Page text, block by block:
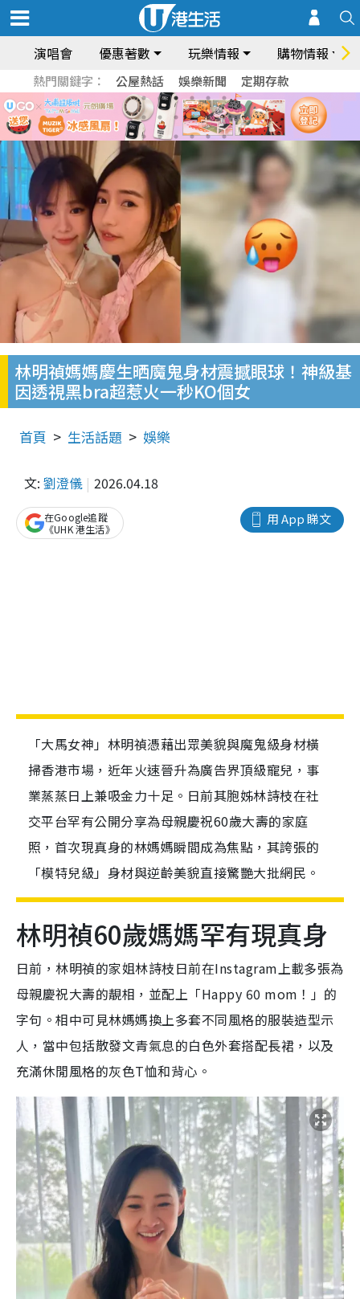
演唱會 優惠著數 玩樂情報 購物情報
熱門關鍵字： 公屋熱話 娛樂新聞 定期存款
林明禎媽媽慶生晒魔鬼身材震撼眼球！神級基
因透視黑bra超惹火一秒KO個女
首頁 生活話題 娛樂
文: 劉澄儀 2026.04.18
用 App 睇文
在Google追蹤
《UHK 港生活》
「大馬女神」林明禎憑藉出眾美貌與魔鬼級身材橫
掃香港市場，近年火速晉升為廣告界頂級寵兒，事
業蒸蒸日上兼吸金力十足。日前其胞姊林詩枝在社
交平台罕有公開分享為母親慶祝60歲大壽的家庭
照，首次現真身的林媽媽瞬間成為焦點，其誇張的
「模特兒級」身材與逆齡美貌直接驚艷大批網民。
林明禎60歲媽媽罕有現真身
日前，林明禎的家姐林詩枝日前在Instagram上載多張為
母親慶祝大壽的靚相，並配上「Happy 60 mom！」的
字句。相中可見林媽媽換上多套不同風格的服裝造型示
人，當中包括散發文青氣息的白色外套搭配長裙，以及
充滿休閒風格的灰色T恤和背心。